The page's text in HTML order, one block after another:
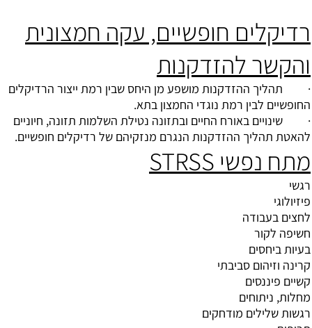
רדיקלים חופשיים, עקה חמצונית
והקשר להזדקנות
· תהליך ההזדקנות מושפע מן היחס שבין רמת ייצור הרדיקלים
החופשיים לבין רמת נוגדי החמצון בתא.
· שינויים באורח החיים ובתזונה נטילת השלמות תזונה, חיוניים
להאטת תהליך ההזדקנות הנגרם מנזקיהם של רדיקלים חופשיים.
מתח נפשי STRSS
רגשי
פיזיולוגי
לחצים בעבודה
חשיפה לקור
בעיות ביחסים
קרינה וזיהום סביבתי
קשיים פיננסים
מחלות, ניתוחים
רגשות שלילים מודחקים